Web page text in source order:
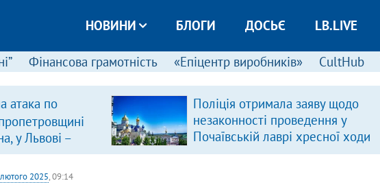
НОВИНИ БЛОГИ ДОСЬЄ LB.LIVE
Фінансова грамотність «Епіцентр виробників» CultHub
атака по
у Львові –
Поліція отримала заяву щодо
незаконності проведення у
Почаївській лаврі хресної ходи
2025, 09:14